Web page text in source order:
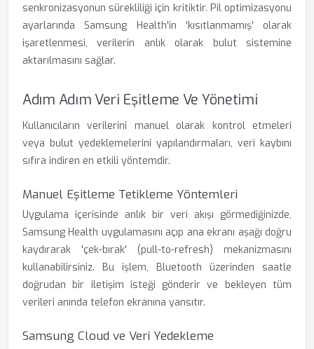
senkronizasyonun sürekliliği için kritiktir. Pil optimizasyonu
ayarlarında Samsung Health'in 'kısıtlanmamış' olarak
işaretlenmesi, verilerin anlık olarak bulut sistemine
aktarılmasını sağlar.
Adım Adım Veri Eşitleme Ve Yönetimi
Kullanıcıların verilerini manuel olarak kontrol etmeleri
veya bulut yedeklemelerini yapılandırmaları, veri kaybını
sıfıra indiren en etkili yöntemdir.
Manuel Eşitleme Tetikleme Yöntemleri
Uygulama içerisinde anlık bir veri akışı görmediğinizde,
Samsung Health uygulamasını açıp ana ekranı aşağı doğru
kaydırarak 'çek-bırak' (pull-to-refresh) mekanizmasını
kullanabilirsiniz. Bu işlem, Bluetooth üzerinden saatle
doğrudan bir iletişim isteği gönderir ve bekleyen tüm
verileri anında telefon ekranına yansıtır.
Samsung Cloud ve Veri Yedekleme